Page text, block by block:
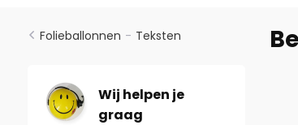
Folieballonnen - Teksten
Wij helpen je
graag